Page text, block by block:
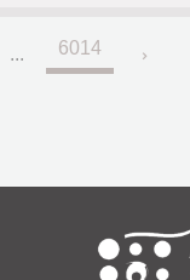
... 6014